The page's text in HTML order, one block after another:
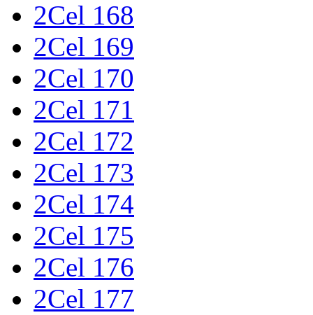
2Cel 168
2Cel 169
2Cel 170
2Cel 171
2Cel 172
2Cel 173
2Cel 174
2Cel 175
2Cel 176
2Cel 177